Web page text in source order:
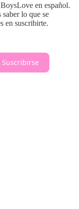
en español.
lo que se
en suscribirte.
Suscribirse